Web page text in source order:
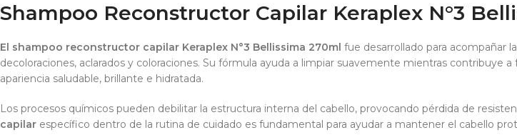
Shampoo Reconstructor Capilar Keraplex N°3
El shampoo reconstructor capilar Keraplex N°3 Bellissima 270ml fue desarrollado para acompañar
decoloraciones, aclarados y coloraciones. Su fórmula ayuda a limpiar suavemente mientras contribuye
apariencia saludable, brillante e hidratada.
Los procesos químicos pueden debilitar la estructura interna del cabello, provocando pérdida de
capilar específico dentro de la rutina de cuidado es fundamental para ayudar a mantener el cabello